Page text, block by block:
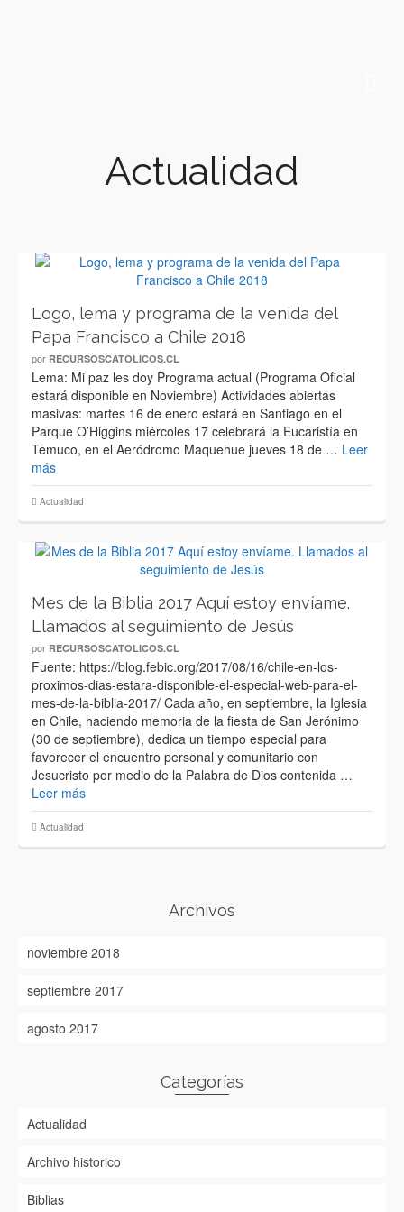
Actualidad
Logo, lema y programa de la venida del
Papa Francisco a Chile 2018
por RECURSOSCATOLICOS.CL
Lema: Mi paz les doy Programa actual (Programa Oficial
estará disponible en Noviembre) Actividades abiertas
masivas: martes 16 de enero estará en Santiago en el
Parque O’Higgins miércoles 17 celebrará la Eucaristía en
Temuco, en el Aeródromo Maquehue jueves 18 de … Leer
más
Actualidad
Mes de la Biblia 2017 Aquí estoy envíame.
Llamados al seguimiento de Jesús
por RECURSOSCATOLICOS.CL
Fuente: https://blog.febic.org/2017/08/16/chile-en-los-
proximos-dias-estara-disponible-el-especial-web-para-el-
mes-de-la-biblia-2017/ Cada año, en septiembre, la Iglesia
en Chile, haciendo memoria de la fiesta de San Jerónimo
(30 de septiembre), dedica un tiempo especial para
favorecer el encuentro personal y comunitario con
Jesucristo por medio de la Palabra de Dios contenida …
Leer más
Actualidad
Archivos
noviembre 2018
septiembre 2017
agosto 2017
Categorías
Actualidad
Archivo historico
Biblias